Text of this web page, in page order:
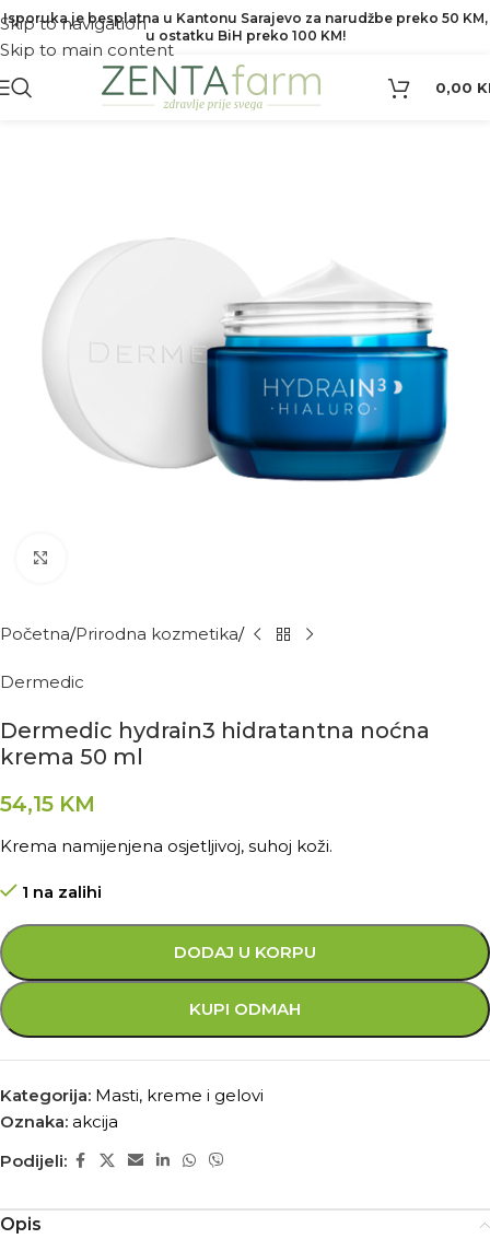
Skip to navigation
Skip to main content
Isporuka je besplatna u Kantonu Sarajevo za narudžbe preko 50 KM,
u ostatku BiH preko 100 KM!
0,00
Početna Prirodna kozmetika
Dermedic
Dermedic hydrain3 hidratantna noćna
krema 50 ml
54,15 KM
Krema namijenjena osjetljivoj, suhoj koži.
1 na zalihi
DODAJ U KORPU
KUPI ODMAH
Kategorija: Masti, kreme i gelovi
Oznaka: akcija
Podijeli:
Opis